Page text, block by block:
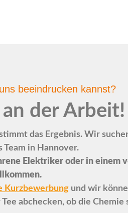
beeindrucken kannst?
an der Arbeit!
das Ergebnis. Wir
Team in Hannover.
Elektriker oder in einem
Kurzbewerbung und wir
Tee abchecken, ob die Chemie